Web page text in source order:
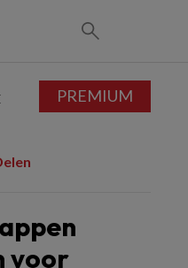
voor
PREMIUM